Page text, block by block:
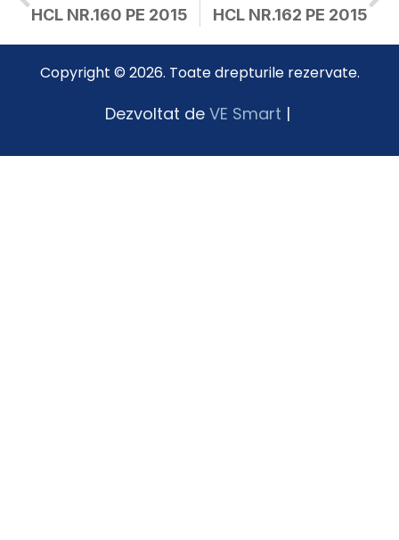
HCL NR.160 PE 2015 HCL NR.162 PE 2015
Copyright © 2026. Toate drepturile rezervate.
Dezvoltat de VE Smart |